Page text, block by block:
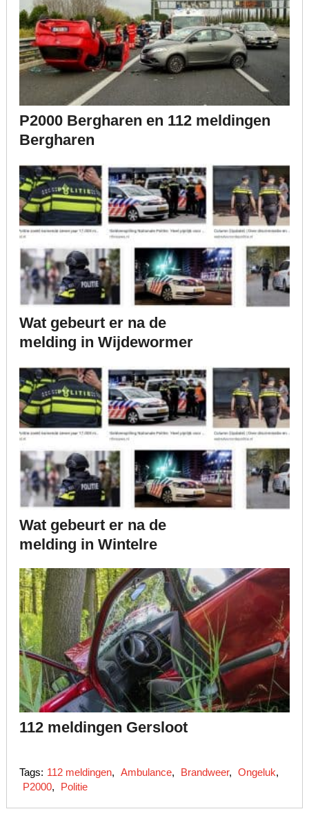
P2000 Bergharen en 112 meldingen
Bergharen
Wat gebeurt er na de
melding in Wijdewormer
Wat gebeurt er na de
melding in Wintelre
112 meldingen Gersloot
Tags: 112 meldingen, Ambulance, Brandweer, Ongeluk,
P2000, Politie